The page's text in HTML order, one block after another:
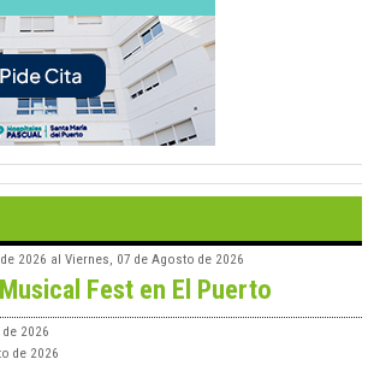
2026 al Viernes, 07 de Agosto de 2026
Fest en El Puerto
2026
de 2026